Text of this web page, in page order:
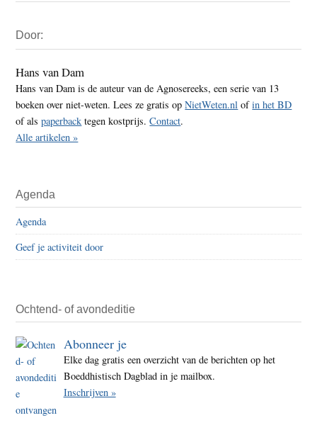
Sidebar
Door:
Hans van Dam
Hans van Dam is de auteur van de Agnosereeks, een serie van 13
boeken over niet-weten. Lees ze gratis opNietWeten.nl ofin het BD
of alspaperback tegen kostprijs.Contact.
Alle artikelen »
Agenda
Agenda
Geef je activiteit door
Ochtend- of avondeditie
Abonneer je
Elke dag gratis een overzicht van de berichten op het
Boeddhistisch Dagblad in je mailbox.
Inschrijven »